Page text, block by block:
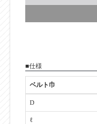
■仕様
ベルト巾
D
ℓ